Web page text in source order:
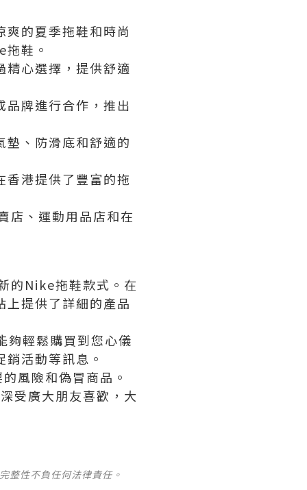
的夏季拖鞋和時尚
鞋。
心選擇，提供舒適
牌進行合作，推出
、防滑底和舒適的
港提供了豐富的拖
店、運動用品店和在
的Nike拖鞋款式。在
提供了詳細的產品
夠輕鬆購買到您心儀
活動等訊息。
風險和偽冒商品。
受廣大朋友喜歡，大
整性不負任何法律責任。